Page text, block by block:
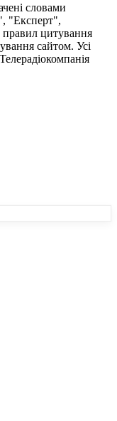
словами
"Експерт",
цитування
сайтом. Усі